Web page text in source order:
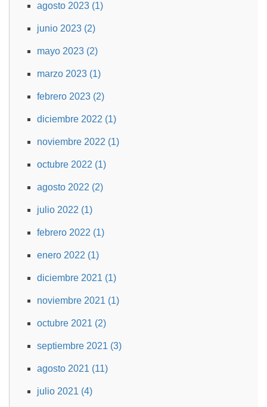
agosto 2023 (1)
junio 2023 (2)
mayo 2023 (2)
marzo 2023 (1)
febrero 2023 (2)
diciembre 2022 (1)
noviembre 2022 (1)
octubre 2022 (1)
agosto 2022 (2)
julio 2022 (1)
febrero 2022 (1)
enero 2022 (1)
diciembre 2021 (1)
noviembre 2021 (1)
octubre 2021 (2)
septiembre 2021 (3)
agosto 2021 (11)
julio 2021 (4)